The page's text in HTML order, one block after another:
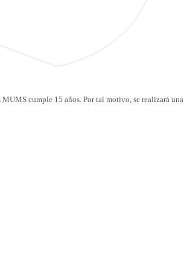
cumple 15 años. Por tal motivo, se realizará una